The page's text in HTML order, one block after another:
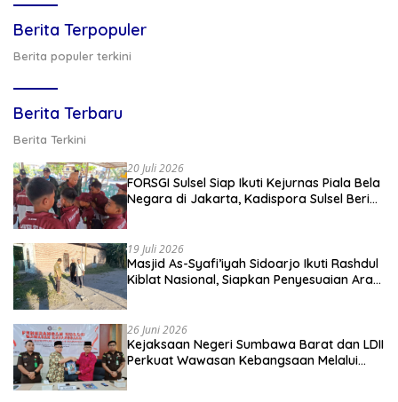
Berita Terpopuler
Berita populer terkini
Berita Terbaru
Berita Terkini
20 Juli 2026
FORSGI Sulsel Siap Ikuti Kejurnas Piala Bela
Negara di Jakarta, Kadispora Sulsel Beri
19 Juli 2026
Masjid As-Syafi’iyah Sidoarjo Ikuti Rashdul
Kiblat Nasional, Siapkan Penyesuaian Arah
26 Juni 2026
Kejaksaan Negeri Sumbawa Barat dan LDII
Perkuat Wawasan Kebangsaan Melalui